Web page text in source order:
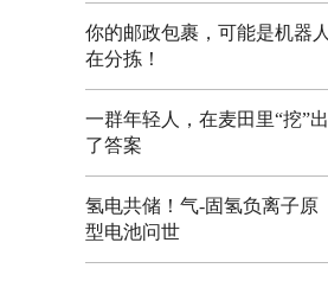
你的邮政包裹，可能是机器人
在分拣！
一群年轻人，在麦田里“挖”出
了答案
氢电共储！气-固氢负离子原
型电池问世